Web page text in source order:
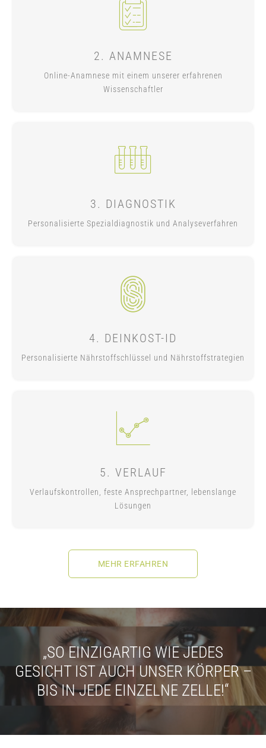
2. ANAMNESE
Online-Anamnese mit einem unserer erfahrenen
Wissenschaftler
3. DIAGNOSTIK
Personalisierte Spezialdiagnostik und Analyseverfahren
4. DEINKOST-ID
Personalisierte Nährstoffschlüssel und Nährstoffstrategien
5. VERLAUF
Verlaufskontrollen, feste Ansprechpartner, lebenslange
Lösungen
MEHR ERFAHREN
„SO EINZIGARTIG WIE JEDES
GESICHT IST AUCH UNSER KÖRPER –
BIS IN JEDE EINZELNE ZELLE!“